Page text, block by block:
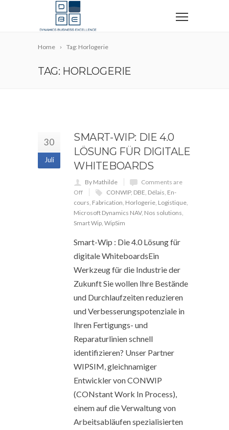
Home Tag: Horlogerie
TAG: HORLOGERIE
30
Juli
SMART-WIP: DIE 4.0
LÖSUNG FÜR DIGITALE
WHITEBOARDS
By Mathilde
Comments are
Off
CONWIP, DBE, Délais, En-
cours, Fabrication, Horlogerie, Logistique,
Microsoft Dynamics NAV, Nos solutions,
Smart Wip, WipSim
Smart-Wip : Die 4.0 Lösung für
digitale WhiteboardsEin
Werkzeug für die Industrie der
Zukunft Sie wollen Ihre Bestände
und Durchlaufzeiten reduzieren
und Verbesserungspotenziale in
Ihren Fertigungs- und
Reparaturlinien schnell
identifizieren? Unser Partner
WIPSIM, gleichnamiger
Entwickler von CONWIP
(CONstant Work In Process),
einem auf die Verwaltung von
Arbeitsabläufen spezialisierten